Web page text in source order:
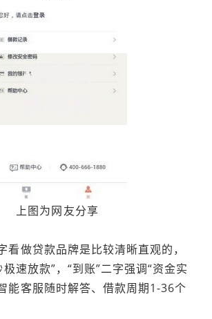
上图为网友分享
看做贷款品牌是比较清晰直观的，
速放款”，“到账”二字强调“资金实
能客服随时解答、借款周期1-36个